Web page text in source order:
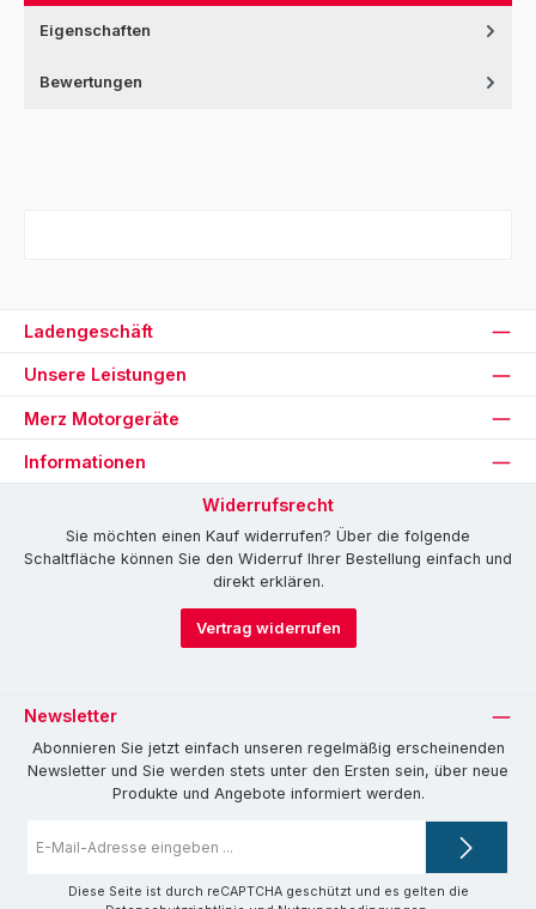
Eigenschaften
Bewertungen
Ladengeschäft
Unsere Leistungen
Merz Motorgeräte
Informationen
Widerrufsrecht
Sie möchten einen Kauf widerrufen? Über die folgende
Schaltfläche können Sie den Widerruf Ihrer Bestellung einfach und
direkt erklären.
Vertrag widerrufen
Newsletter
Abonnieren Sie jetzt einfach unseren regelmäßig erscheinenden
Newsletter und Sie werden stets unter den Ersten sein, über neue
Produkte und Angebote informiert werden.
Mail-
Diese Seite ist durch reCAPTCHA geschützt und es gelten die